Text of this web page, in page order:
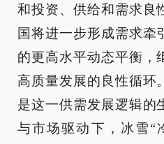
和投资、供给和需求良
国将进一步形成需求牵
的更高水平动态平衡，
高质量发展的良性循环
是这一供需发展逻辑的
与市场驱动下，冰雪“